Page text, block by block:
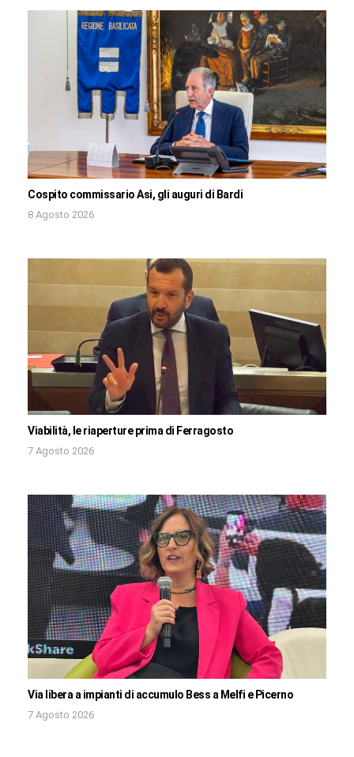
Cospito commissario Asi, gli auguri di Bardi
8 Agosto 2026
Viabilità, le riaperture prima di Ferragosto
7 Agosto 2026
Via libera a impianti di accumulo Bess a Melfi e Picerno
7 Agosto 2026